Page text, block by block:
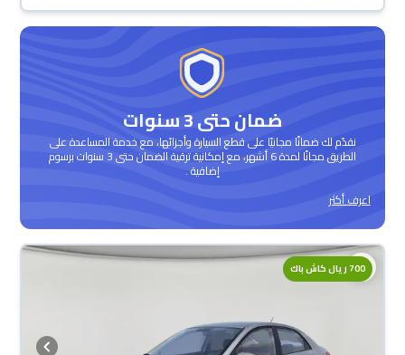
ضمان حتى 3 سنوات
نقدّم لك ضمانًا مجانيًا على قطع السيارة وأجزائها، مع خدمة المساعدة على
الطريق مجانًا لمدة 6 أشهر، مع إمكانية ترقية الضمان حتى 3 سنوات برسوم
إضافية .
اعرف أكثر
700 ريال كاش باك